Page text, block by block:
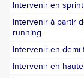
Intervenir en
Intervenir à partir
running
Intervenir en
Intervenir en